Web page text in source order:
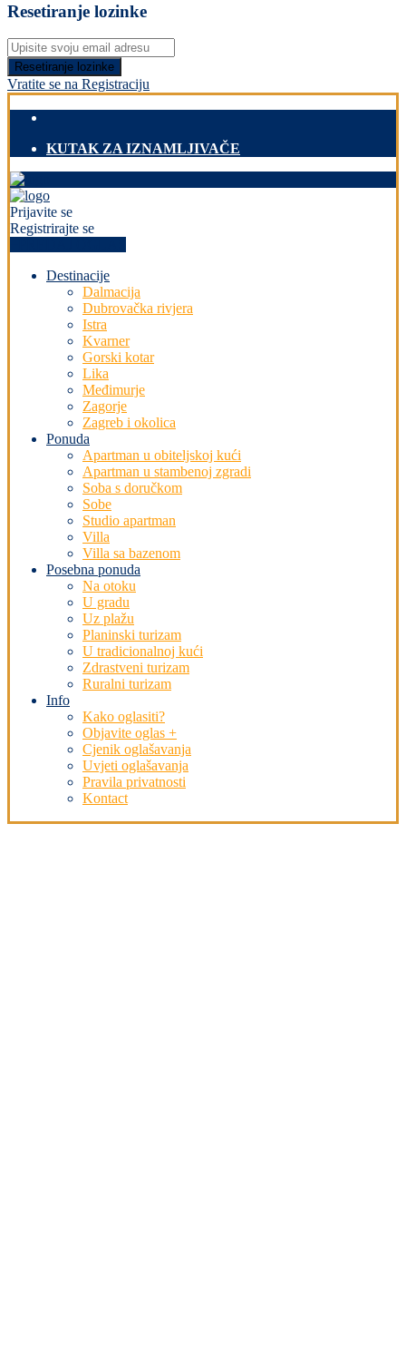
Resetiranje lozinke
Resetiranje lozinke
Vratite se na Registraciju
KUTAK ZA IZNAMLJIVAČE
Prijavite se
Registrirajte se
Destinacije
Dalmacija
Dubrovačka rivjera
Istra
Kvarner
Gorski kotar
Lika
Međimurje
Zagorje
Zagreb i okolica
Ponuda
Apartman u obiteljskoj kući
Apartman u stambenoj zgradi
Soba s doručkom
Sobe
Studio apartman
Villa
Villa sa bazenom
Posebna ponuda
Na otoku
U gradu
Uz plažu
Planinski turizam
U tradicionalnoj kući
Zdrastveni turizam
Ruralni turizam
Info
Kako oglasiti?
Objavite oglas +
Cjenik oglašavanja
Uvjeti oglašavanja
Pravila privatnosti
Kontact